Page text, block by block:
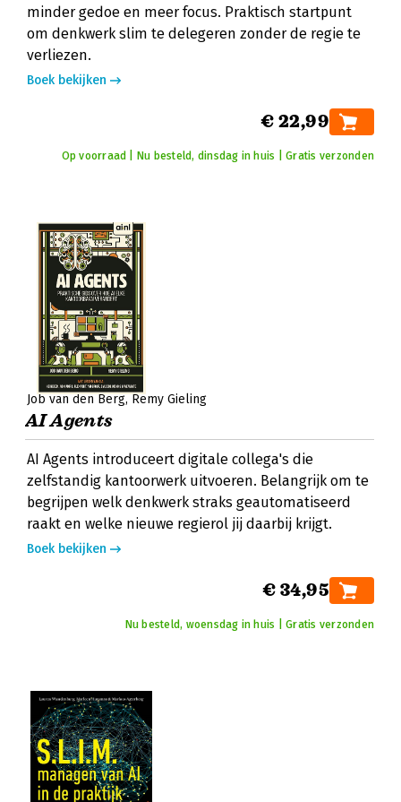
minder gedoe en meer focus. Praktisch startpunt
om denkwerk slim te delegeren zonder de regie te
verliezen.
Boek bekijken
€ 22,99
Op voorraad | Nu besteld, dinsdag in huis | Gratis verzonden
Job van den Berg Remy Gieling
AI Agents
AI Agents introduceert digitale collega's die
zelfstandig kantoorwerk uitvoeren. Belangrijk om te
begrijpen welk denkwerk straks geautomatiseerd
raakt en welke nieuwe regierol jij daarbij krijgt.
Boek bekijken
€ 34,95
Nu besteld, woensdag in huis | Gratis verzonden